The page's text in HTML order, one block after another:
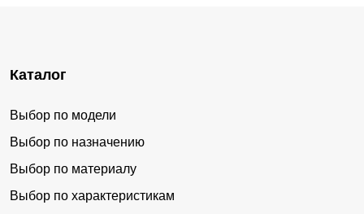
Каталог
Выбор по модели
Выбор по назначению
Выбор по материалу
Выбор по характеристикам